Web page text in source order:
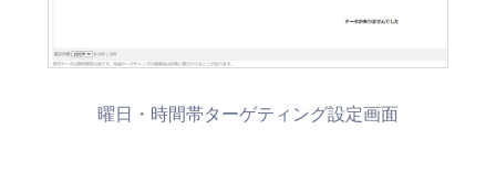
曜日・時間帯ターゲティング設定画面